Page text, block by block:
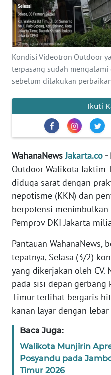
Kondisi Videotron Outdoor
terpasang sudah mengalami
sebelum dilakukan
Ikuti
WahanaNewsJakarta.co -
Outdoor Walikota Jaktim
diduga sarat dengan
nepotisme (KKN) dan
berpotensi menimbulkan
Pemprov DKI Jakarta
Pantauan WahanaNews,
tepatnya, Selasa (3/2)
yang dikerjakan oleh CV.
pada sisi depan gerbang
Timur terlihat bergaris
kanan layar dengan
Baca Juga:
Walikota Munjirin
Posyandu pada
Timur 2026
KONTAK
KAMI
INFO
TENTANG
PEDOMAN
SIBER
REDAKSI
KARIR
DISCLAIMER
Wahana
News
Regional
WN
SUMUT
JAKARTA
WN
JABAR